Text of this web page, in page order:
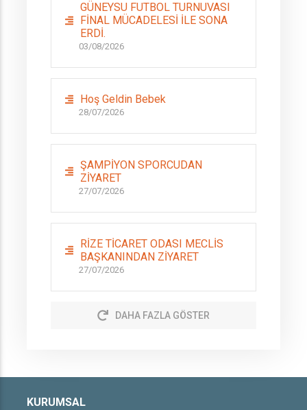
GÜNEYSU FUTBOL TURNUVASI
FİNAL MÜCADELESİ İLE SONA
ERDİ.
03/08/2026
Hoş Geldin Bebek
28/07/2026
ŞAMPİYON SPORCUDAN
ZİYARET
27/07/2026
RİZE TİCARET ODASI MECLİS
BAŞKANINDAN ZİYARET
27/07/2026
DAHA FAZLA GÖSTER
KURUMSAL